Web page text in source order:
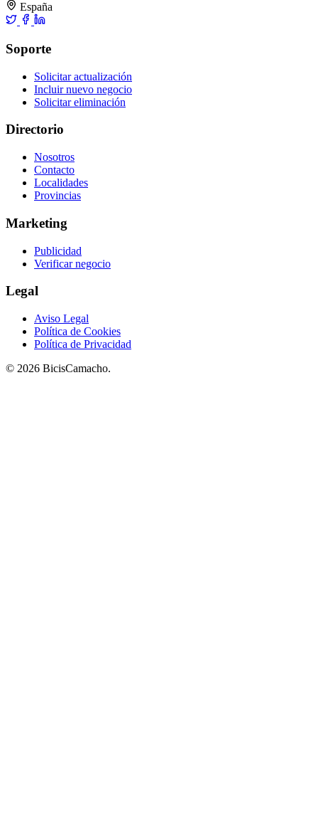
España
Soporte
Solicitar actualización
Incluir nuevo negocio
Solicitar eliminación
Directorio
Nosotros
Contacto
Localidades
Provincias
Marketing
Publicidad
Verificar negocio
Legal
Aviso Legal
Política de Cookies
Política de Privacidad
© 2026 BicisCamacho.